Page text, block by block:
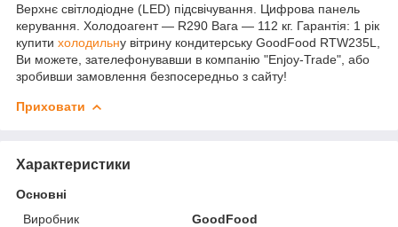
Верхнє світлодіодне (LED) підсвічування. Цифрова панель
керування. Холодоагент — R290 Вага — 112 кг. Гарантія: 1 рік
купити холодильну вітрину кондитерську GoodFood RTW235L,
Ви можете, зателефонувавши в компанію "Enjoy-Trade", або
зробивши замовлення безпосередньо з сайту!
Приховати
Характеристики
Основні
Виробник
GoodFood